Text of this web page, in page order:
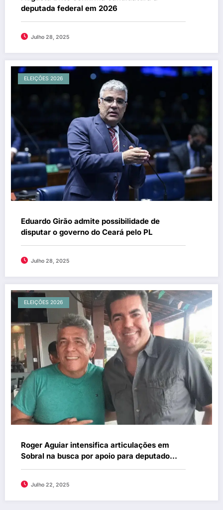
deputada federal em 2026
Julho 28, 2025
ELEIÇÕES 2026
Eduardo Girão admite possibilidade de
disputar o governo do Ceará pelo PL
Julho 28, 2025
ELEIÇÕES 2026
Roger Aguiar intensifica articulações em
Sobral na busca por apoio para deputado
federal
Julho 22, 2025